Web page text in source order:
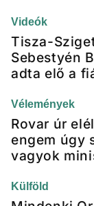
Videók
Tisza-
Sebestyén
adta elő a
Vélemények
Rovar úr
engem úgy
vagyok
Külföld